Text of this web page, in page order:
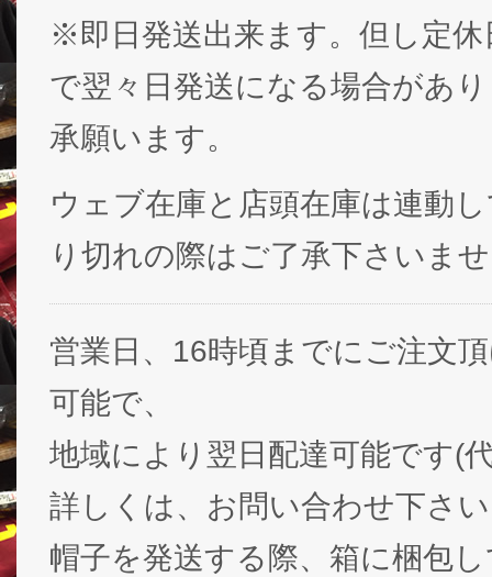
※即日発送出来ます。但し定休
で翌々日発送になる場合があ
承願います。
ウェブ在庫と店頭在庫は連動
り切れの際はご了承下さいま
営業日、16時頃までにご注文
可能で、
地域により翌日配達可能です(
詳しくは、お問い合わせ下さ
帽子を発送する際、箱に梱包